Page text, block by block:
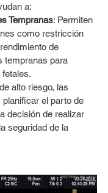
a:
Tempranas: Permiten
como restricción
de
tempranas para
alto riesgo, las
el parto de
decisión de realizar
seguridad de la